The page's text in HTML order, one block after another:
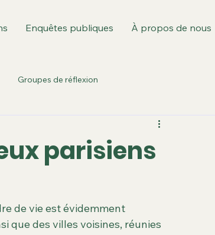
Enquêtes publiques À propos de nous
Groupes de réflexion
T3 enquêtes publiques et recours
parisiens
de vie est évidemment
que des villes voisines, réunies